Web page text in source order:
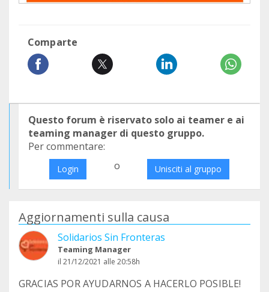
Comparte
Questo forum è riservato solo ai teamer e ai
teaming manager di questo gruppo.
Per commentare:
Login o Unisciti al gruppo
Aggiornamenti sulla causa
Solidarios Sin Fronteras
Teaming Manager
il 21/12/2021 alle 20:58h
GRACIAS POR AYUDARNOS A HACERLO POSIBLE!